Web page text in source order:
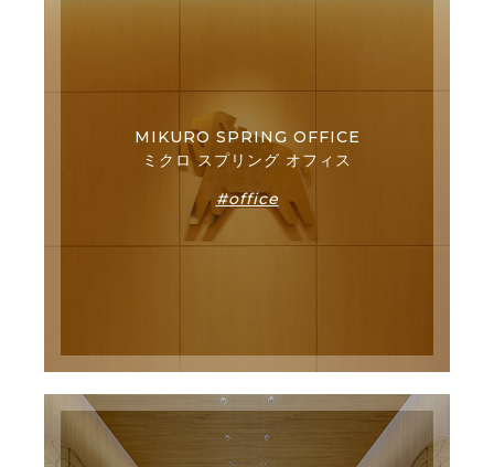
MIKURO SPRING OFFICE
ミクロ スプリング オフィス
#office